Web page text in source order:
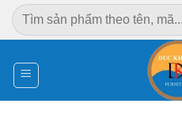
Chuyển
đến
dung
Tìm
kiếm: